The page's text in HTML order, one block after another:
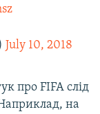
July 10, 2018
про FIFA слід
на